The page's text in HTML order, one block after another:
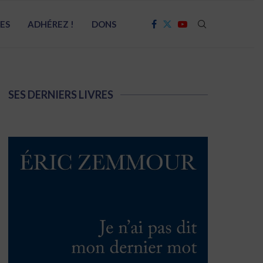
ADHÉREZ ! DONS
SES DERNIERS LIVRES